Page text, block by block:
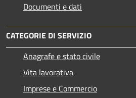
Documenti e dati
CATEGORIE DI SERVIZIO
Anagrafe e stato civile
Vita lavorativa
Imprese e Commercio